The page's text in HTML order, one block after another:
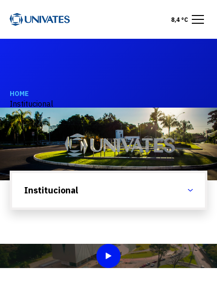
8,4 °C
HOME
Institucional
Institucional